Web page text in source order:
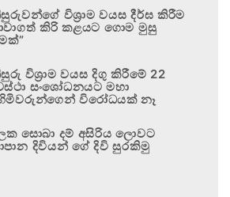
විශ්‍රාම වයස දීර්ඝ කිරීම
කිරි කළයට ගොම මුසු
විශ්‍රාම වයස දිගු කිරීමේ 22
සංශෝධනයට මහා
විරෝධයක් නෑ
සොබා දම් අසිරිය ලොවට
දිවියන් ගේ දිවි සුරකිමු